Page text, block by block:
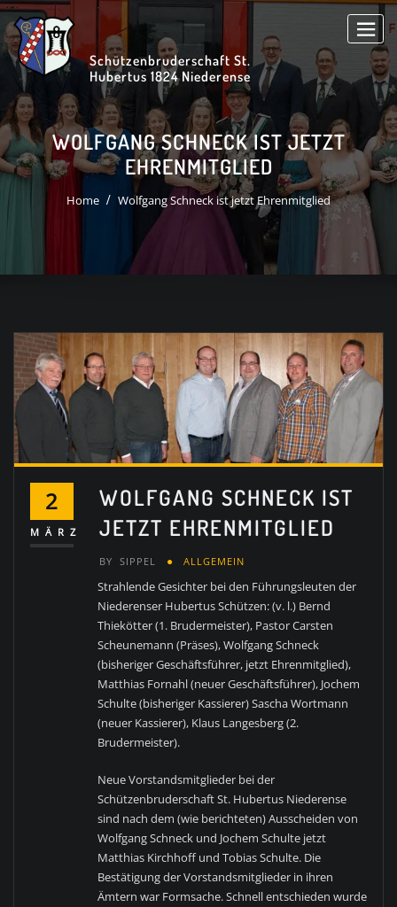
Skip
to
content
Schützenbruderschaft St.
Hubertus 1824 Niederense
WOLFGANG SCHNECK IST JETZT
EHRENMITGLIED
Home Wolfgang Schneck ist jetzt Ehrenmitglied
2
MÄRZ
WOLFGANG SCHNECK IST
JETZT EHRENMITGLIED
BY SIPPEL ALLGEMEIN
Strahlende Gesichter bei den Führungsleuten der
Niederenser Hubertus Schützen: (v. l.) Bernd
Thiekötter (1. Brudermeister), Pastor Carsten
Scheunemann (Präses), Wolfgang Schneck
(bisheriger Geschäftsführer, jetzt Ehrenmitglied),
Matthias Fornahl (neuer Geschäftsführer), Jochem
Schulte (bisheriger Kassierer) Sascha Wortmann
(neuer Kassierer), Klaus Langesberg (2.
Brudermeister).
Neue Vorstandsmitglieder bei der
Schützenbruderschaft St. Hubertus Niederense
sind nach dem (wie berichteten) Ausscheiden von
Wolfgang Schneck und Jochem Schulte jetzt
Matthias Kirchhoff und Tobias Schulte. Die
Bestätigung der Vorstandsmitglieder in ihren
Ämtern war Formsache. Schnell entschieden wurde